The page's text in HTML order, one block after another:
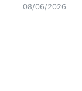
08/06/2026